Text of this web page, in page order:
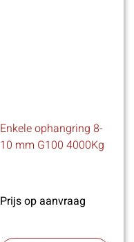
Enkele ophangring 8-
10 mm G100 4000Kg
Prijs op aanvraag